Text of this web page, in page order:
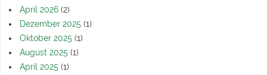
April 2026 (2)
Dezember 2025 (1)
Oktober 2025 (1)
August 2025 (1)
April 2025 (1)